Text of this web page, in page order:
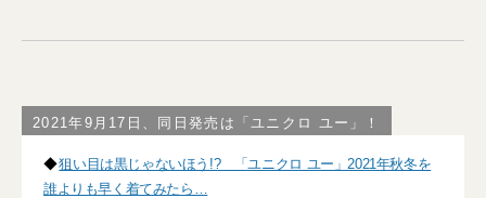
2021年9月17日、同日発売は「ユニクロ ユー」！
◆狙い目は黒じゃないほう!? 「ユニクロ ユー」2021年秋冬を
誰よりも早く着てみたら…